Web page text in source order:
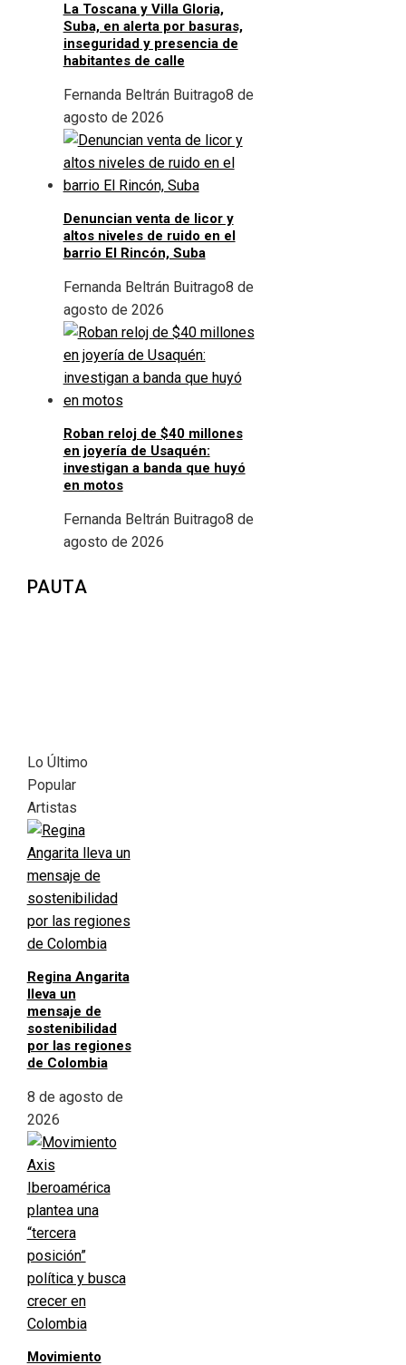
La Toscana y Villa Gloria,
Suba, en alerta por basuras,
inseguridad y presencia de
habitantes de calle
Fernanda Beltrán Buitrago8 de
agosto de 2026
Denuncian venta de licor y
altos niveles de ruido en el
barrio El Rincón, Suba
Fernanda Beltrán Buitrago8 de
agosto de 2026
Roban reloj de $40 millones
en joyería de Usaquén:
investigan a banda que huyó
en motos
Fernanda Beltrán Buitrago8 de
agosto de 2026
PAUTA
Lo Último
Popular
Artistas
Regina Angarita
lleva un
mensaje de
sostenibilidad
por las regiones
de Colombia
8 de agosto de
2026
Movimiento